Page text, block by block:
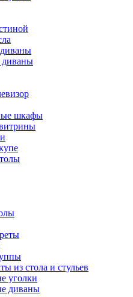
диваны
шкафы
из стола и стульев
уголки
диваны